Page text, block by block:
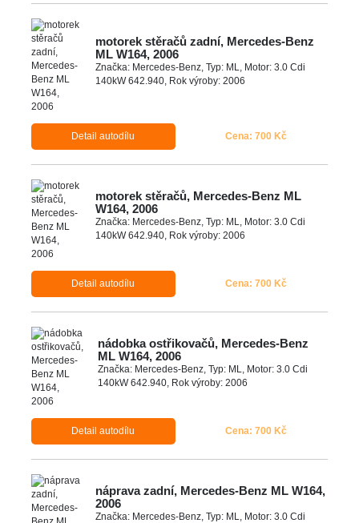
motorek stěračů zadní, Mercedes-Benz
ML W164, 2006
Značka: Mercedes-Benz, Typ: ML, Motor: 3.0 Cdi
140kW 642.940, Rok výroby: 2006
Detail autodílu Cena: 700 Kč
motorek stěračů, Mercedes-Benz ML
W164, 2006
Značka: Mercedes-Benz, Typ: ML, Motor: 3.0 Cdi
140kW 642.940, Rok výroby: 2006
Detail autodílu Cena: 700 Kč
nádobka ostřikovačů, Mercedes-Benz
ML W164, 2006
Značka: Mercedes-Benz, Typ: ML, Motor: 3.0 Cdi
140kW 642.940, Rok výroby: 2006
Detail autodílu Cena: 700 Kč
náprava zadní, Mercedes-Benz ML W164,
2006
Značka: Mercedes-Benz, Typ: ML, Motor: 3.0 Cdi